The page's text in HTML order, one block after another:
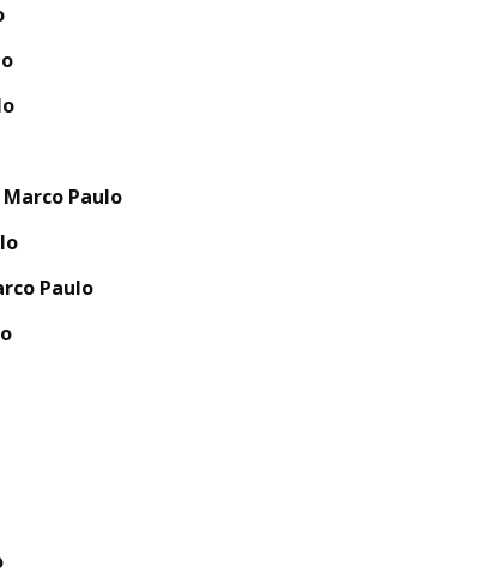
Paulo
Paulo